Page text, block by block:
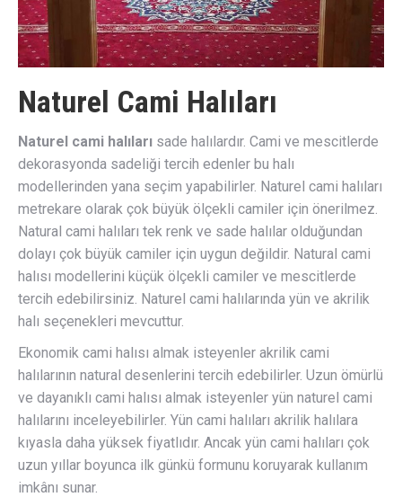
Naturel Cami Halıları
Naturel cami halıları sade halılardır. Cami ve mescitlerde
dekorasyonda sadeliği tercih edenler bu halı
modellerinden yana seçim yapabilirler. Naturel cami halıları
metrekare olarak çok büyük ölçekli camiler için önerilmez.
Natural cami halıları tek renk ve sade halılar olduğundan
dolayı çok büyük camiler için uygun değildir. Natural cami
halısı modellerini küçük ölçekli camiler ve mescitlerde
tercih edebilirsiniz. Naturel cami halılarında yün ve akrilik
halı seçenekleri mevcuttur.
Ekonomik cami halısı almak isteyenler akrilik cami
halılarının natural desenlerini tercih edebilirler. Uzun ömürlü
ve dayanıklı cami halısı almak isteyenler yün naturel cami
halılarını inceleyebilirler. Yün cami halıları akrilik halılara
kıyasla daha yüksek fiyatlıdır. Ancak yün cami halıları çok
uzun yıllar boyunca ilk günkü formunu koruyarak kullanım
imkânı sunar.